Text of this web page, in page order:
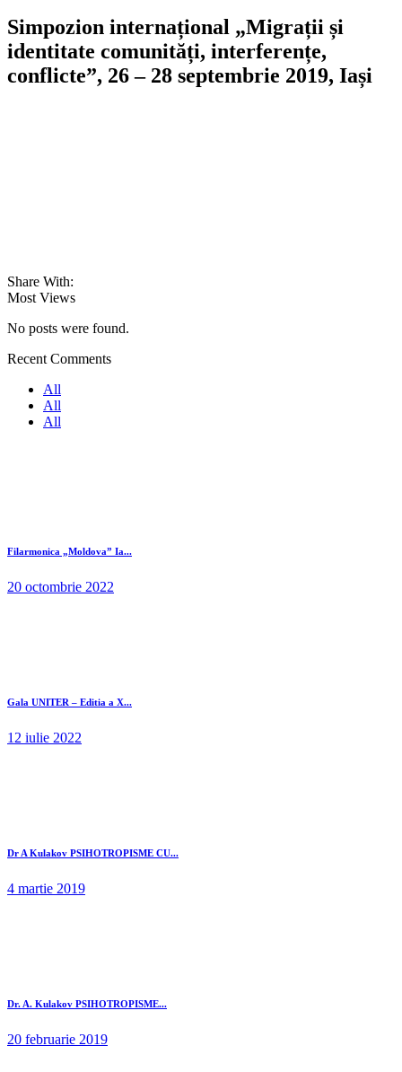
Simpozion internațional „Migrații și
identitate comunități, interferențe,
conflicte”, 26 – 28 septembrie 2019, Iași
Share With:
Most Views
No posts were found.
Recent Comments
All
All
All
Filarmonica „Moldova” Ia...
20 octombrie 2022
Gala UNITER – Editia a X...
12 iulie 2022
Dr A Kulakov PSIHOTROPISME CU...
4 martie 2019
Dr. A. Kulakov PSIHOTROPISME...
20 februarie 2019